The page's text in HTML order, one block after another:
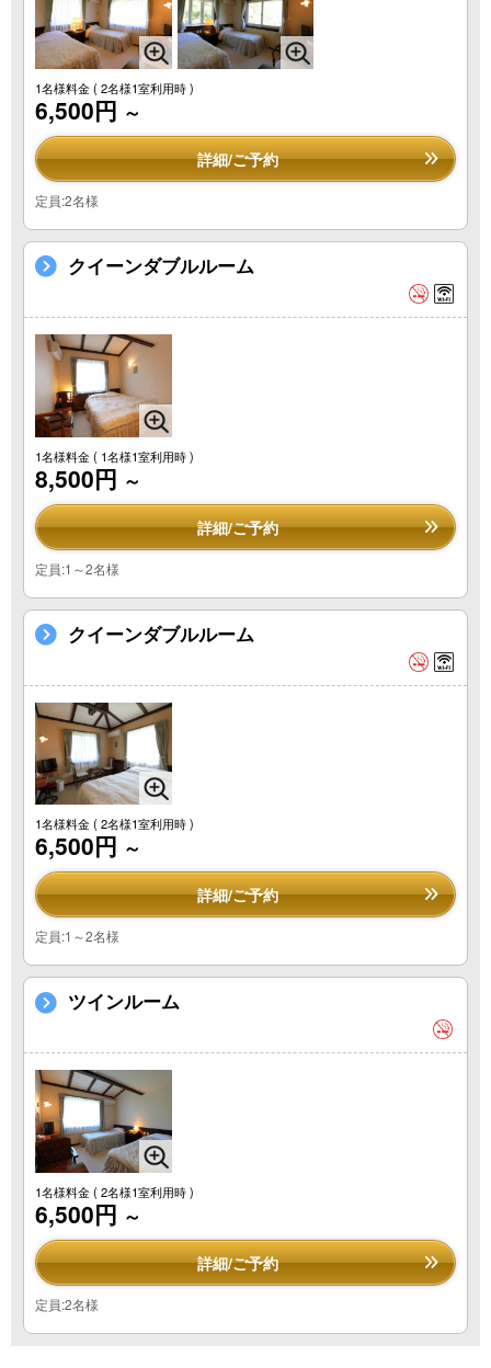
1名様料金( 2名様1室利用時 )
6,500円 ～
詳細/ご予約
定員:2名様
クイーンダブルルーム
1名様料金( 1名様1室利用時 )
8,500円 ～
詳細/ご予約
定員:1～2名様
クイーンダブルルーム
1名様料金( 2名様1室利用時 )
6,500円 ～
詳細/ご予約
定員:1～2名様
ツインルーム
1名様料金( 2名様1室利用時 )
6,500円 ～
詳細/ご予約
定員:2名様